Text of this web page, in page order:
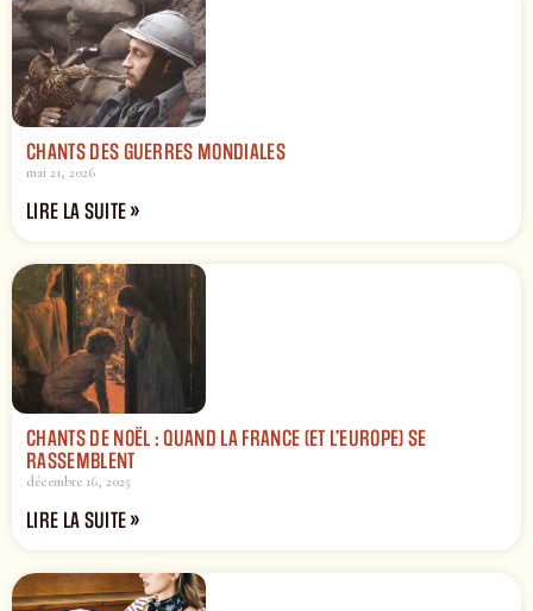
CHANTS DES GUERRES MONDIALES
mai 21, 2026
LIRE LA SUITE »
CHANTS DE NOËL : QUAND LA FRANCE (ET L’EUROPE) SE
RASSEMBLENT
décembre 16, 2025
LIRE LA SUITE »